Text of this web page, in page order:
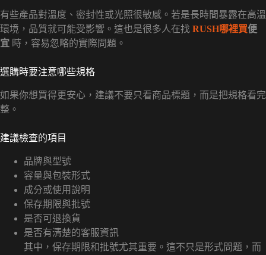
有些產品對溫度、密封性或光照很敏感。若是長時間暴露在高溫
環境，品質就可能受影響。這也是很多人在找 RUSH哪裡買便
宜 時，容易忽略的實際問題。
選購時要注意哪些規格
如果你想買得更安心，建議不要只看商品標題，而是把規格看完
整。
建議檢查的項目
品牌與型號
容量與包裝形式
成分或使用說明
保存期限與批號
是否可退換貨
是否有清楚的客服資訊
其中，保存期限和批號尤其重要。這不只是形式問題，而